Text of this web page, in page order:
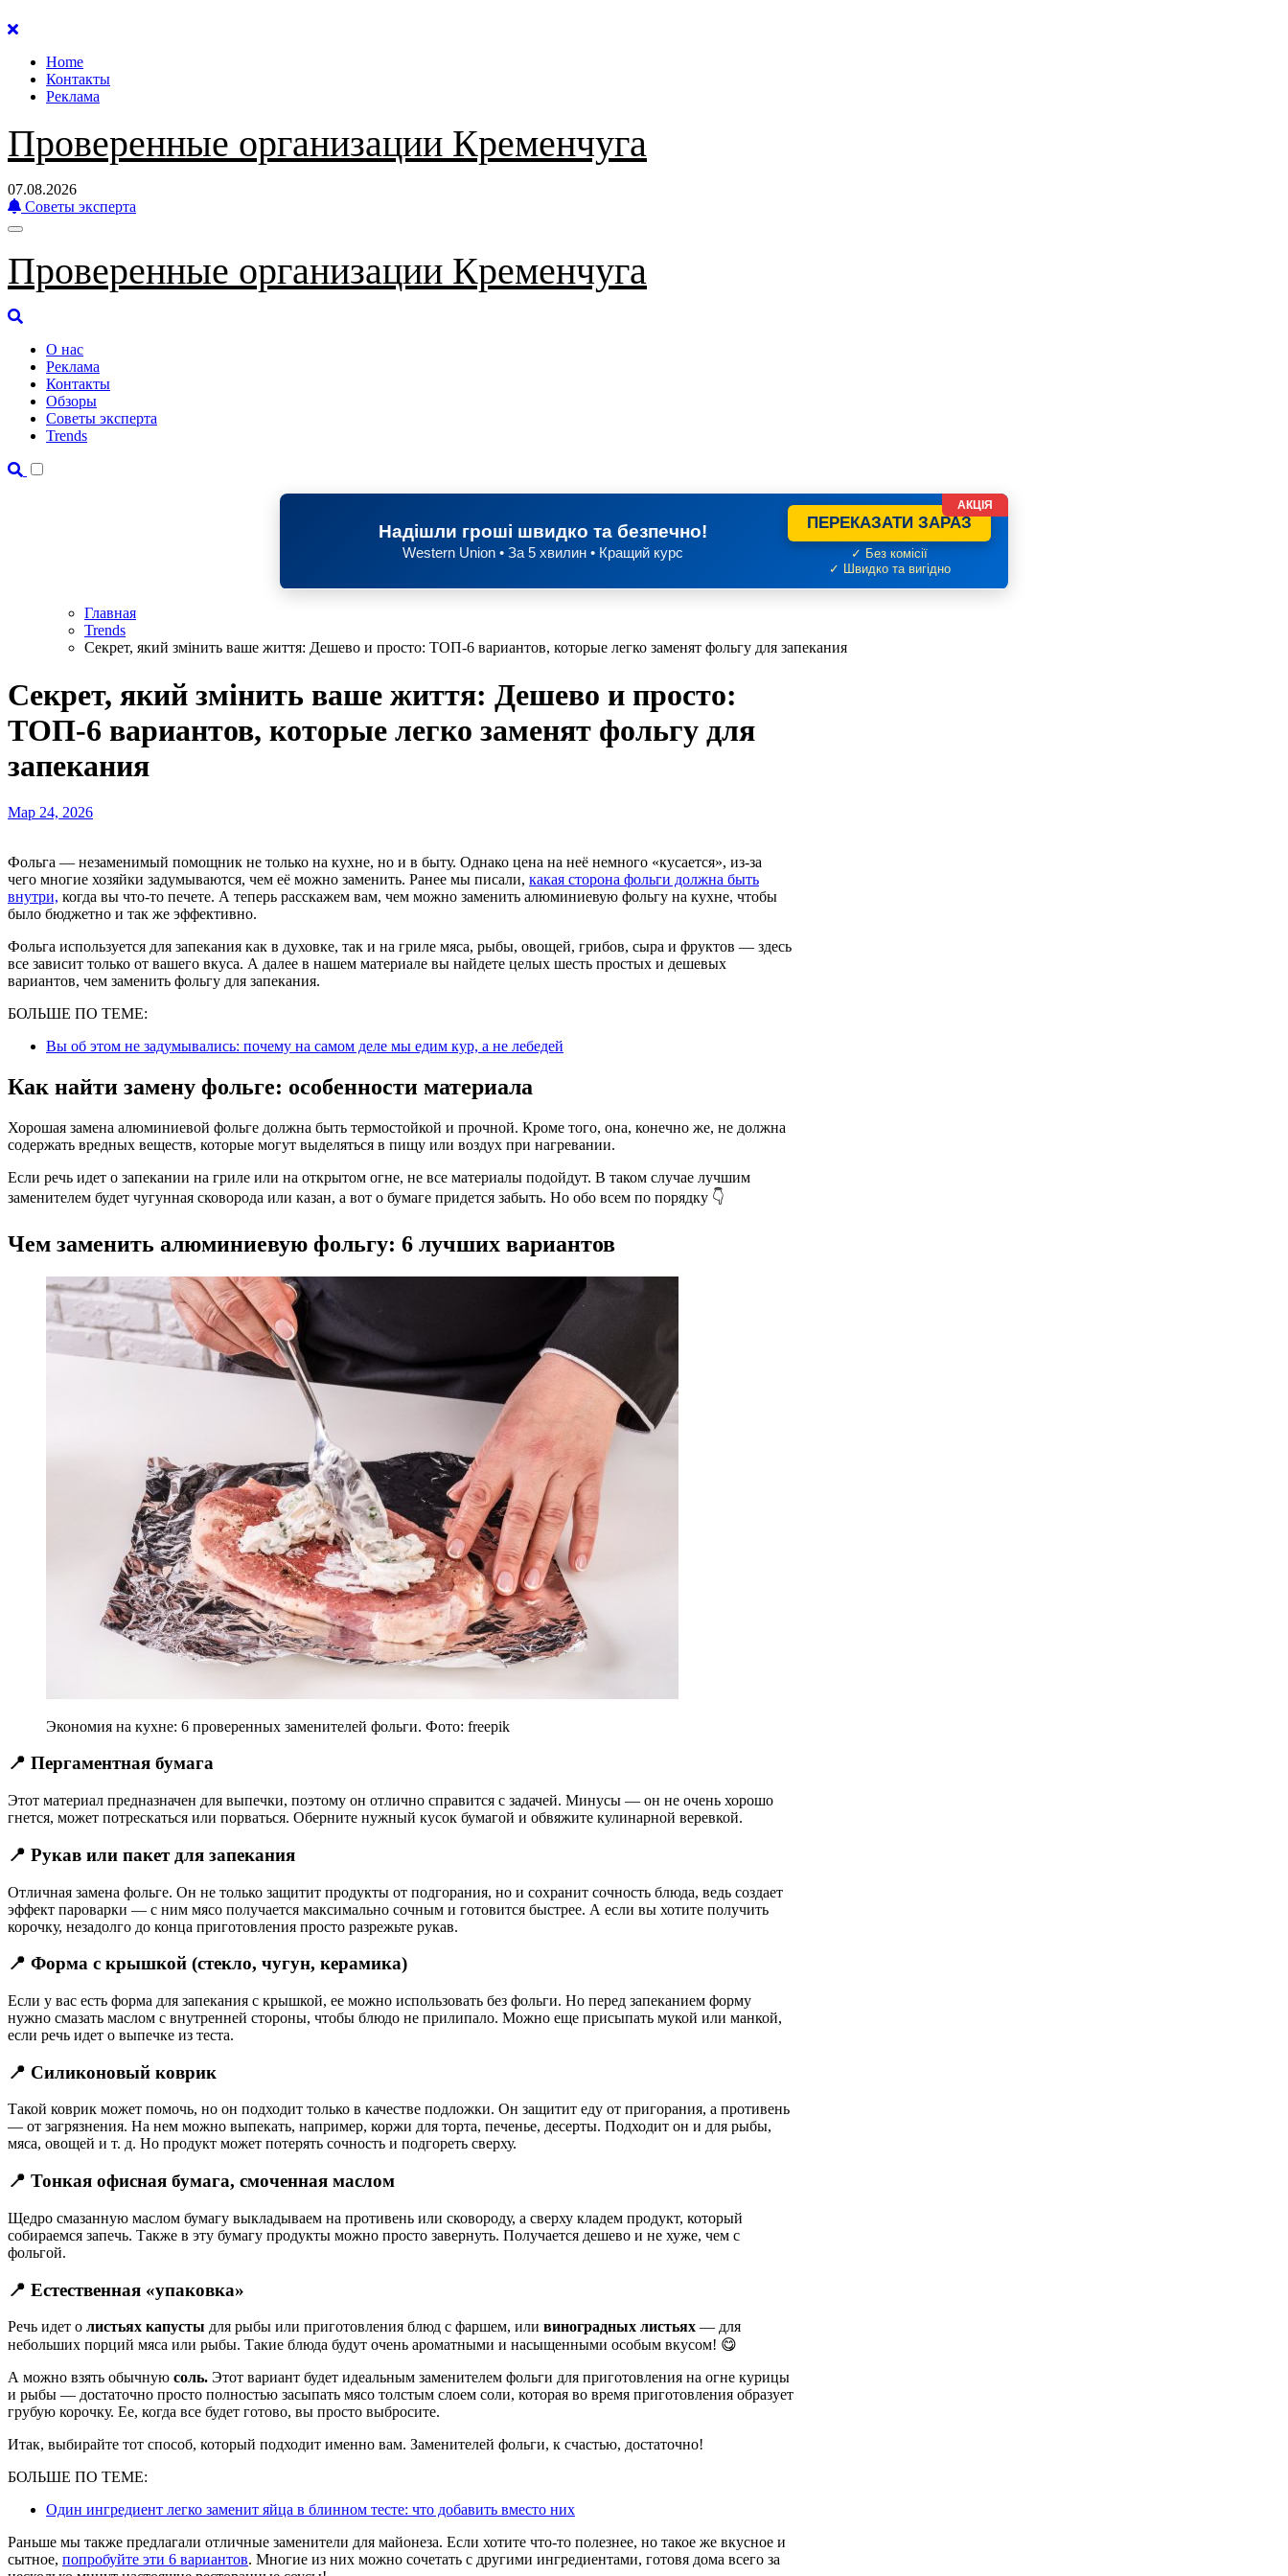
Перейти
содержанию
Home
Контакты
Реклама
Проверенные организации Кременчуга
07.08.2026
Советы эксперта
Проверенные организации Кременчуга
О нас
Реклама
Контакты
Обзоры
Советы эксперта
Trends
Надішли гроші швидко та безпечно!
Western Union • За 5 хвилин • Кращий курс
ПЕРЕКАЗАТИ ЗАРАЗ
✓ Без комісії
✓ Швидко та вигідно
АКЦІЯ
Главная
Trends
Секрет, який змінить ваше життя: Дешево и просто: ТОП-6 вариантов, которые легко заменят фольгу для запекания
Секрет, який змінить ваше життя: Дешево и просто:
ТОП-6 вариантов, которые легко заменят фольгу для
запекания
Мар 24, 2026
Фольга — незаменимый помощник не только на кухне, но и в быту. Однако цена на неё немного «кусается», из-за
чего многие хозяйки задумываются, чем её можно заменить. Ранее мы писали, какая сторона фольги должна быть
внутри, когда вы что-то печете. А теперь расскажем вам, чем можно заменить алюминиевую фольгу на кухне, чтобы
было бюджетно и так же эффективно.
Фольга используется для запекания как в духовке, так и на гриле мяса, рыбы, овощей, грибов, сыра и фруктов — здесь
все зависит только от вашего вкуса. А далее в нашем материале вы найдете целых шесть простых и дешевых
вариантов, чем заменить фольгу для запекания.
БОЛЬШЕ ПО ТЕМЕ:
Вы об этом не задумывались: почему на самом деле мы едим кур, а не лебедей
Как найти замену фольге: особенности материала
Хорошая замена алюминиевой фольге должна быть термостойкой и прочной. Кроме того, она, конечно же, не должна
содержать вредных веществ, которые могут выделяться в пищу или воздух при нагревании.
Если речь идет о запекании на гриле или на открытом огне, не все материалы подойдут. В таком случае лучшим
заменителем будет чугунная сковорода или казан, а вот о бумаге придется забыть. Но обо всем по порядку 👇
Чем заменить алюминиевую фольгу: 6 лучших вариантов
Экономия на кухне: 6 проверенных заменителей фольги. Фото: freepik
📍 Пергаментная бумага
Этот материал предназначен для выпечки, поэтому он отлично справится с задачей. Минусы — он не очень хорошо
гнется, может потрескаться или порваться. Оберните нужный кусок бумагой и обвяжите кулинарной веревкой.
📍 Рукав или пакет для запекания
Отличная замена фольге. Он не только защитит продукты от подгорания, но и сохранит сочность блюда, ведь создает
эффект пароварки — с ним мясо получается максимально сочным и готовится быстрее. А если вы хотите получить
корочку, незадолго до конца приготовления просто разрежьте рукав.
📍 Форма с крышкой (стекло, чугун, керамика)
Если у вас есть форма для запекания с крышкой, ее можно использовать без фольги. Но перед запеканием форму
нужно смазать маслом с внутренней стороны, чтобы блюдо не прилипало. Можно еще присыпать мукой или манкой,
если речь идет о выпечке из теста.
📍 Силиконовый коврик
Такой коврик может помочь, но он подходит только в качестве подложки. Он защитит еду от пригорания, а противень
— от загрязнения. На нем можно выпекать, например, коржи для торта, печенье, десерты. Подходит он и для рыбы,
мяса, овощей и т. д. Но продукт может потерять сочность и подгореть сверху.
📍 Тонкая офисная бумага, смоченная маслом
Щедро смазанную маслом бумагу выкладываем на противень или сковороду, а сверху кладем продукт, который
собираемся запечь. Также в эту бумагу продукты можно просто завернуть. Получается дешево и не хуже, чем с
фольгой.
📍 Естественная «упаковка»
Речь идет о листьях капусты для рыбы или приготовления блюд с фаршем, или виноградных листьях — для
небольших порций мяса или рыбы. Такие блюда будут очень ароматными и насыщенными особым вкусом! 😋
А можно взять обычную соль. Этот вариант будет идеальным заменителем фольги для приготовления на огне курицы
и рыбы — достаточно просто полностью засыпать мясо толстым слоем соли, которая во время приготовления образует
грубую корочку. Ее, когда все будет готово, вы просто выбросите.
Итак, выбирайте тот способ, который подходит именно вам. Заменителей фольги, к счастью, достаточно!
БОЛЬШЕ ПО ТЕМЕ:
Один ингредиент легко заменит яйца в блинном тесте: что добавить вместо них
Раньше мы также предлагали отличные заменители для майонеза. Если хотите что-то полезнее, но такое же вкусное и
сытное, попробуйте эти 6 вариантов. Многие из них можно сочетать с другими ингредиентами, готовя дома всего за